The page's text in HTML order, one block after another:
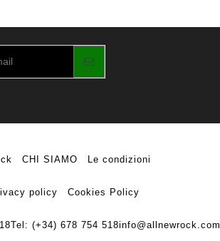
CHI SIAMO Le condizioni
policy Cookies Policy
Tel: (+34) 678 754 518info@allnewrock.com